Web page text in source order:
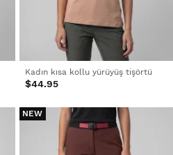
Kadın kısa kollu yürüyüş tişörtü
$44.95
NEW